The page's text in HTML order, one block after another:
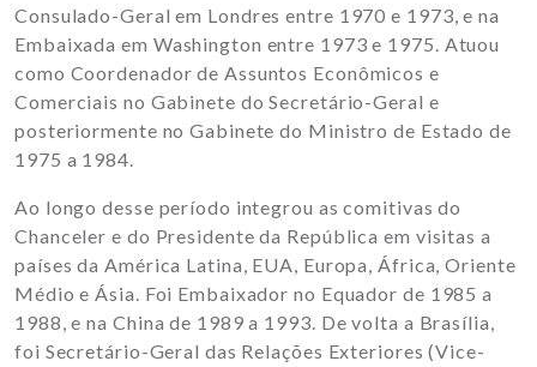
Consulado-Geral em Londres entre 1970 e 1973, e na
Embaixada em Washington entre 1973 e 1975. Atuou
como Coordenador de Assuntos Econômicos e
Comerciais no Gabinete do Secretário-Geral e
posteriormente no Gabinete do Ministro de Estado de
1975 a 1984.
Ao longo desse período integrou as comitivas do
Chanceler e do Presidente da República em visitas a
países da América Latina, EUA, Europa, África, Oriente
Médio e Ásia. Foi Embaixador no Equador de 1985 a
1988, e na China de 1989 a 1993. De volta a Brasília,
foi Secretário-Geral das Relações Exteriores (Vice-